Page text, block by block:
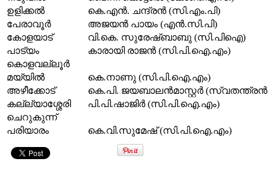
ഉളിക്കൽ
കെ.എൻ. ചന്ദ്രൻ (സി.എം.പി)
പേരാവൂർ
അജയൻ പായം (എൻ.സി.പി)
കോളയാട്
വി.കെ. സുരേഷ്ബാബു (സി.പിഐ)
പാട്യം
കാരായി രാജൻ (സി.പി.ഐ.എം)
കൊളവല്ലൂർ
മയ്യിൽ
കെ.നാണു (സി.പി.ഐ.എം)
അഴീക്കോട്
കെ.പി. ജയബാലൻമാസ്റ്റർ (സ്വതന്ത്രൻ
കല്ല്യാശ്ശേരി
പി.പി.ഷാജിർ (സി.പി.ഐ.എം)
ചെറുകുന്ന്
പരിയാരം
കെ.വി.സുമേഷ് (സി.പി.ഐ.എം)